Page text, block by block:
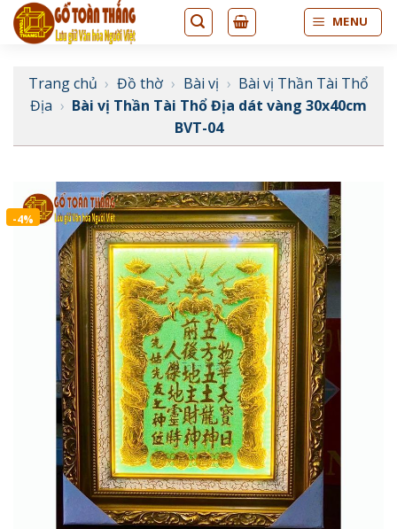
Bỏ
qua
dung
MENU
Trang chủ › Đồ thờ › Bài vị › Bài vị Thần Tài Thổ
Địa › Bài vị Thần Tài Thổ Địa dát vàng 30x40cm
BVT-04
-4%